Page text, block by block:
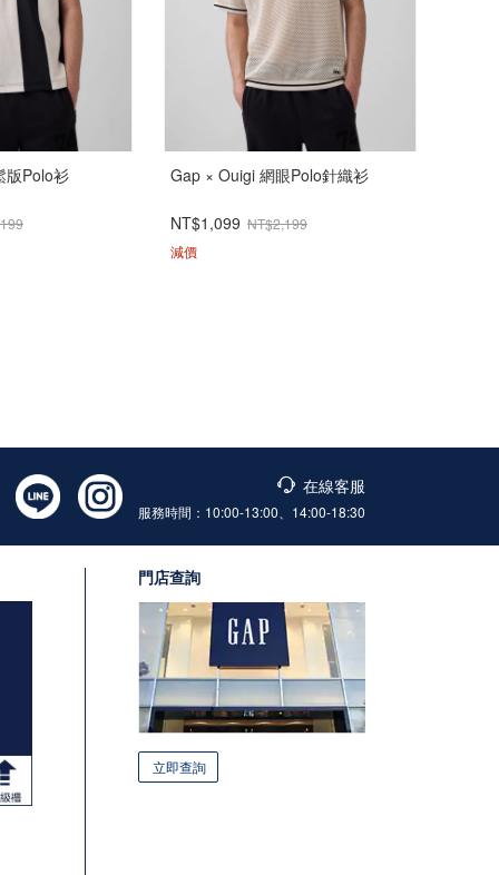
版Polo衫 Gap × Ouigi 網眼Polo針織衫
NT$1,099 NT$2,199
減價
在線客服
服務時間：10:00-13:00、14:00-18:30
門店查詢
立即查詢